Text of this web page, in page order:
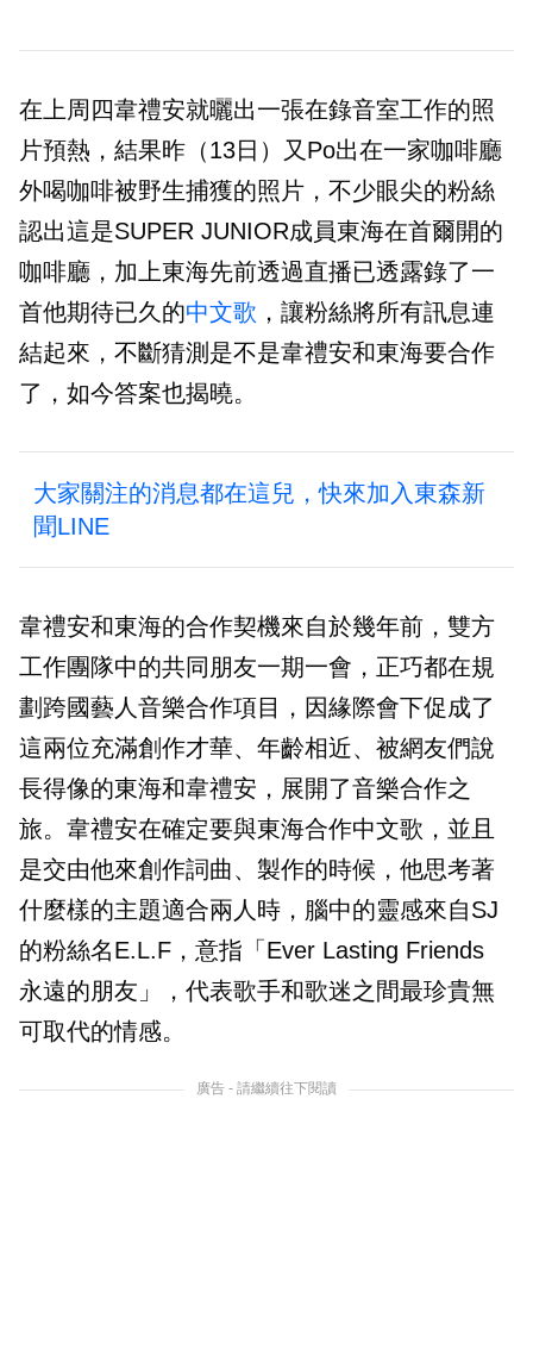
在上周四韋禮安就曬出一張在錄音室工作的照
片預熱，結果昨（13日）又Po出在一家咖啡廳
外喝咖啡被野生捕獲的照片，不少眼尖的粉絲
認出這是SUPER JUNIOR成員東海在首爾開的
咖啡廳，加上東海先前透過直播已透露錄了一
首他期待已久的中文歌 ，讓粉絲將所有訊息連
結起來，不斷猜測是不是韋禮安和東海要合作
了，如今答案也揭曉。
大家關注的消息都在這兒，快來加入東森新
聞LINE
韋禮安和東海的合作契機來自於幾年前，雙方
工作團隊中的共同朋友一期一會，正巧都在規
劃跨國藝人音樂合作項目，因緣際會下促成了
這兩位充滿創作才華、年齡相近、被網友們說
長得像的東海和韋禮安，展開了音樂合作之
旅。韋禮安在確定要與東海合作中文歌，並且
是交由他來創作詞曲、製作的時候，他思考著
什麼樣的主題適合兩人時，腦中的靈感來自SJ
的粉絲名E.L.F，意指「Ever Lasting Friends
永遠的朋友」，代表歌手和歌迷之間最珍貴無
可取代的情感。
廣告 - 請繼續往下閱讀